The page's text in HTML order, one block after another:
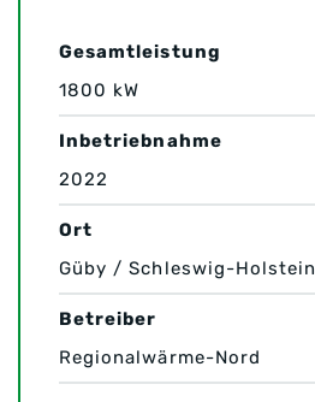
Gesamtleistung
1800 kW
Inbetriebnahme
2022
Ort
Güby / Schleswig-Holstein
Betreiber
Regionalwärme-Nord